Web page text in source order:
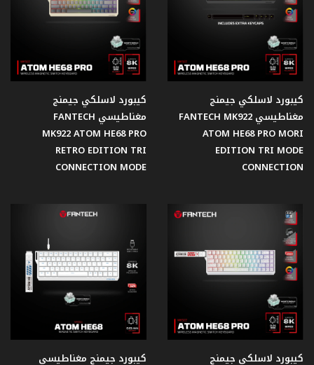
كيبورد لاسلكي جيمنج
مغناطيسي FANTECH MK922
ATOM HE68 PRO MORI
EDITION TRI MODE
CONNECTION
كيبورد لاسلكي جيمنج
مغناطيسي FANTECH
MK922 ATOM HE68 PRO
RETRO EDITION TRI
CONNECTION MODE
كيبورد لاسلكي جيمنج
كيبورد جيمنج مغناطيسي
مزود
الطاقة
مبردات
للمعالجات
Office
Product